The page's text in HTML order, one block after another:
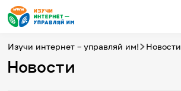
Изучи интернет – управляй им! Новости
Новости